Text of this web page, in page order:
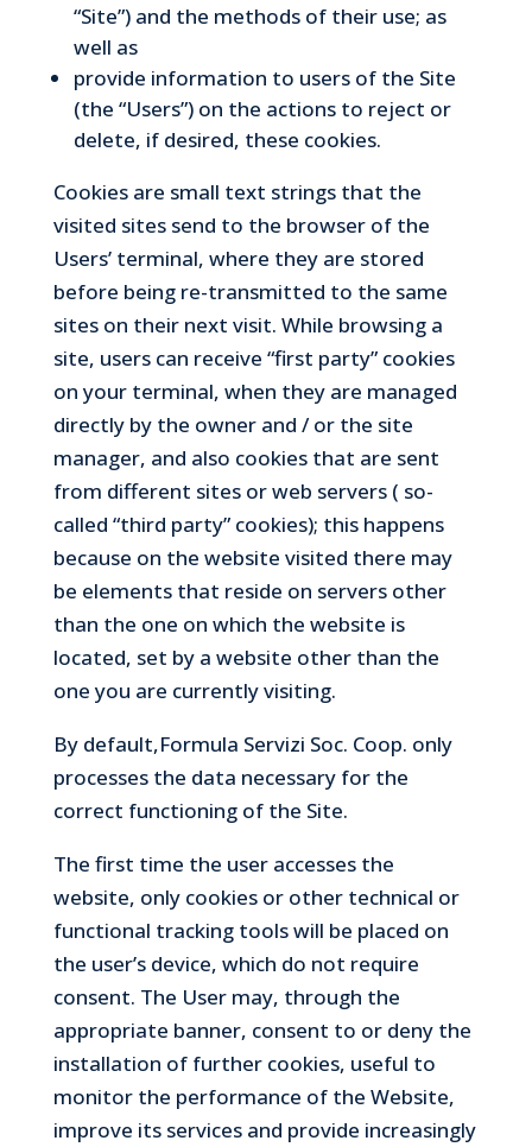
“Site”) and the methods of their use; as
well as
provide information to users of the Site
(the “Users”) on the actions to reject or
delete, if desired, these cookies.
Cookies are small text strings that the
visited sites send to the browser of the
Users’ terminal, where they are stored
before being re-transmitted to the same
sites on their next visit. While browsing a
site, users can receive “first party” cookies
on your terminal, when they are managed
directly by the owner and / or the site
manager, and also cookies that are sent
from different sites or web servers ( so-
called “third party” cookies); this happens
because on the website visited there may
be elements that reside on servers other
than the one on which the website is
located, set by a website other than the
one you are currently visiting.
By default,Formula Servizi Soc. Coop. only
processes the data necessary for the
correct functioning of the Site.
The first time the user accesses the
website, only cookies or other technical or
functional tracking tools will be placed on
the user’s device, which do not require
consent. The User may, through the
appropriate banner, consent to or deny the
installation of further cookies, useful to
monitor the performance of the Website,
improve its services and provide increasingly